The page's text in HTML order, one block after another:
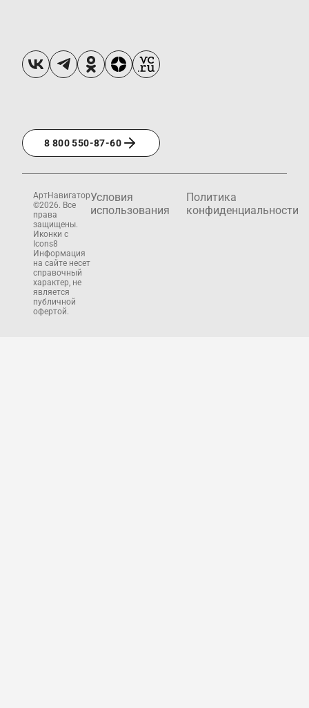
8 800 550-87-60
АртНавигатор
©2026. Все
права
защищены.
Иконки с
Icons8
Информация
на сайте несет
справочный
характер, не
является
публичной
офертой.
Условия
использования
Политика
конфиденциальности